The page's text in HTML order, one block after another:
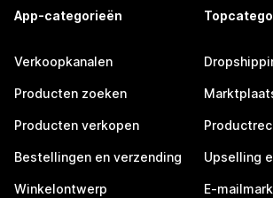
App-categorieën
Verkoopkanalen
Producten zoeken
Producten verkopen
Bestellingen en verzending
Winkelontwerp
Upselling
E-